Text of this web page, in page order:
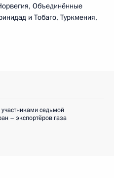
Объединённые
и Тобаго, Туркмения,
участниками седьмой
– экспортёров газа